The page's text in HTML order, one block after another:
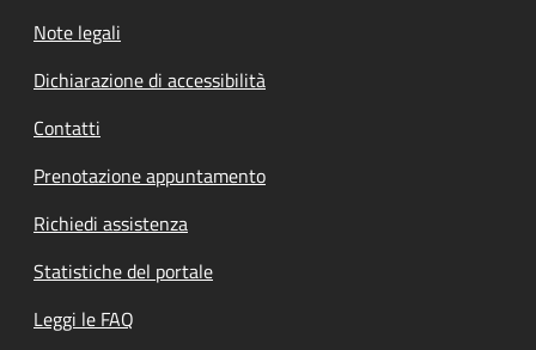
Note legali
Dichiarazione di accessibilità
Contatti
Prenotazione appuntamento
Richiedi assistenza
Statistiche del portale
Leggi le FAQ